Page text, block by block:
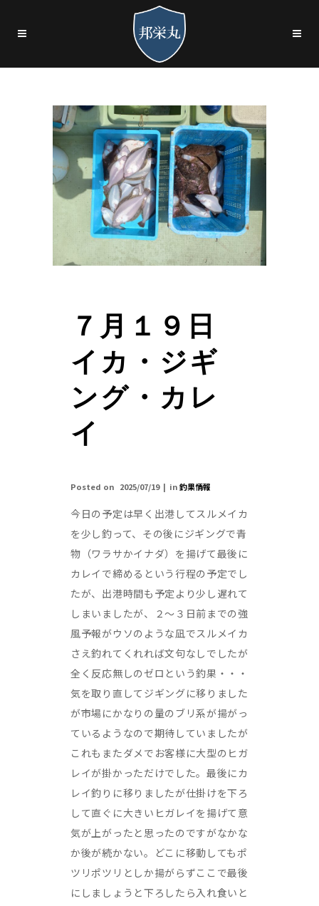
７月１９日
イカ・ジギ
ング・カレ
イ
Posted on 2025/07/19 in釣果情報
今日の予定は早く出港してスルメイカ
を少し釣って、その後にジギングで青
物（ワラサかイナダ）を揚げて最後に
カレイで締めるという行程の予定でし
たが、出港時間も予定より少し遅れて
しまいましたが、２～３日前までの強
風予報がウソのような凪でスルメイカ
さえ釣れてくれれば文句なしでしたが
全く反応無しのゼロという釣果・・・
気を取り直してジギングに移りました
が市場にかなりの量のブリ系が揚がっ
ているようなので期待していましたが
これもまたダメでお客様に大型のヒガ
レイが掛かっただけでした。最後にカ
レイ釣りに移りましたが仕掛けを下ろ
して直ぐに大きいヒガレイを揚げて意
気が上がったと思ったのですがなかな
か後が続かない。どこに移動してもポ
ツリポツリとしか揚がらずここで最後
にしましょうと下ろしたら入れ食いと